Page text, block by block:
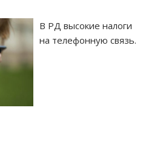
В РД высокие налоги
на телефонную связь.